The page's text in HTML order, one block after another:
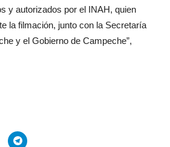
y autorizados por el INAH, quien
la filmación, junto con la Secretaría
y el Gobierno de Campeche”,
Haz